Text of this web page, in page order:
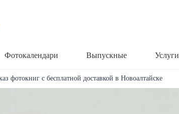
Фотокалендари Выпускные Услуги
фотокниг с бесплатной доставкой в Новоалтайске